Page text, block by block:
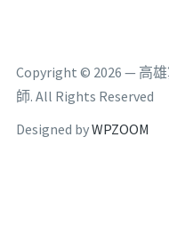
Copyright © 2026 — 高
師. All Rights Reserved
Designed byWPZOOM